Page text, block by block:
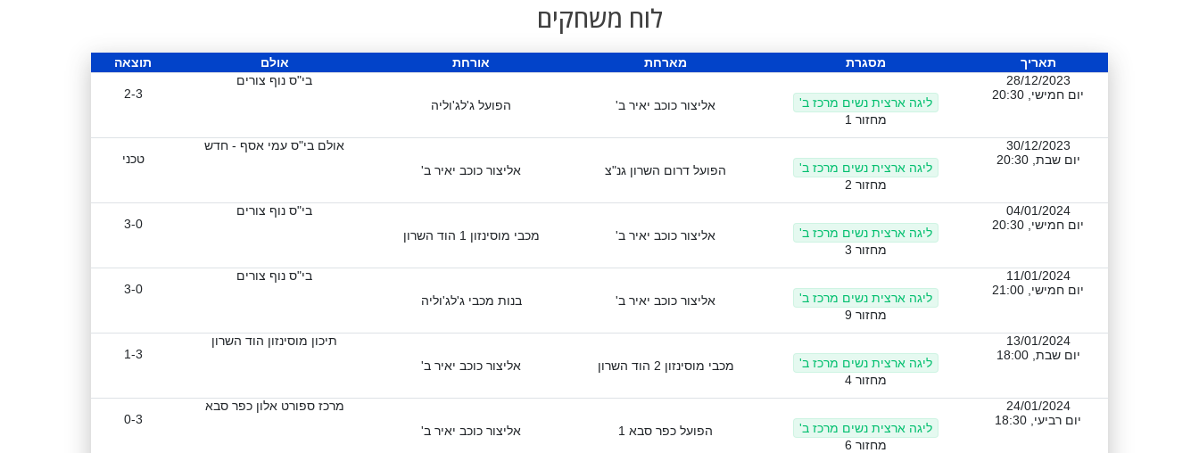
לוח משחקים
תאריך מסגרת מארחת אורחת אולם
תוצאה
28/12/2023
יום חמישי, 20:30
ליגה ארצית נשים מרכז ב'
מחזור 1
אליצור כוכב יאיר ב' הפועל ג'לג'וליה
בי"ס נוף צורים
2-3
30/12/2023
יום שבת, 20:30
ליגה ארצית נשים מרכז ב'
מחזור 2
הפועל דרום השרון גנ"צ אליצור כוכב יאיר ב'
אולם בי"ס עמי אסף - חדש
טכני
04/01/2024
יום חמישי, 20:30
ליגה ארצית נשים מרכז ב'
מחזור 3
אליצור כוכב יאיר ב' מכבי מוסינזון 1 הוד השרון
בי"ס נוף צורים
3-0
11/01/2024
יום חמישי, 21:00
ליגה ארצית נשים מרכז ב'
מחזור 9
אליצור כוכב יאיר ב' בנות מכבי ג'לג'וליה
בי"ס נוף צורים
3-0
13/01/2024
יום שבת, 18:00
ליגה ארצית נשים מרכז ב'
מחזור 4
מכבי מוסינזון 2 הוד השרון אליצור כוכב יאיר ב'
תיכון מוסינזון הוד השרון
1-3
24/01/2024
יום רביעי, 18:30
ליגה ארצית נשים מרכז ב'
מחזור 6
הפועל כפר סבא 1 אליצור כוכב יאיר ב'
מרכז ספורט אלון כפר סבא
0-3